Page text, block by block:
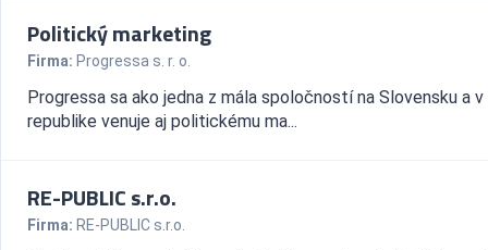
Politický marketing
Firma: Progressa s. r. o.
Progressa sa ako jedna z mála spoločností na Slovensku a v
republike venuje aj politickému ma...
RE-PUBLIC s.r.o.
Firma: RE-PUBLIC s.r.o.